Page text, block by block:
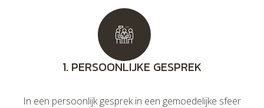
1. PERSOONLIJKE GESPREK
In een persoonlijk gesprek in een gemoedelijke sfeer